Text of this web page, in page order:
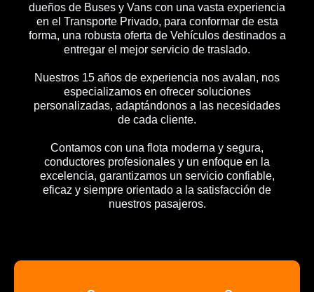
dueños de Buses y Vans con una vasta experiencia
en el Transporte Privado, para conformar de esta
forma, una robusta oferta de Vehículos destinados a
entregar el mejor servicio de traslado.
Nuestros 15 años de experiencia nos avalan, nos
especializamos en ofrecer soluciones
personalizadas, adaptándonos a las necesidades
de cada cliente.
Contamos con una flota moderna y segura,
conductores profesionales y un enfoque en la
excelencia, garantizamos un servicio confiable,
eficaz y siempre orientado a la satisfacción de
nuestros pasajeros.